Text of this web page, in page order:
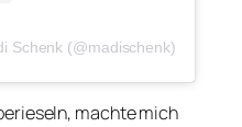
Schenk (@madischenk)
machte mich